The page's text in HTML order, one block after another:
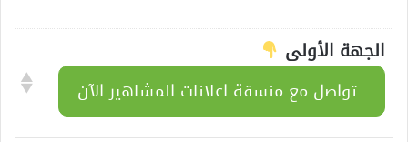
الجهة الأولى
تواصل مع منسقة اعلانات المشاهير الآن